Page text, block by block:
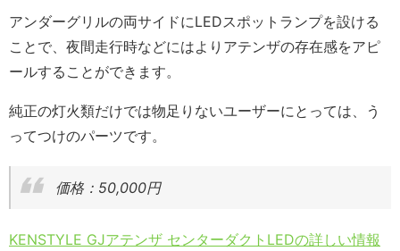
アンダーグリルの両サイドにLEDスポットランプを設ける
ことで、夜間走行時などにはよりアテンザの存在感をアピ
ールすることができます。
純正の灯火類だけでは物足りないユーザーにとっては、う
ってつけのパーツです。
価格：50,000円
KENSTYLE GJアテンザ センターダクトLEDの詳しい情報